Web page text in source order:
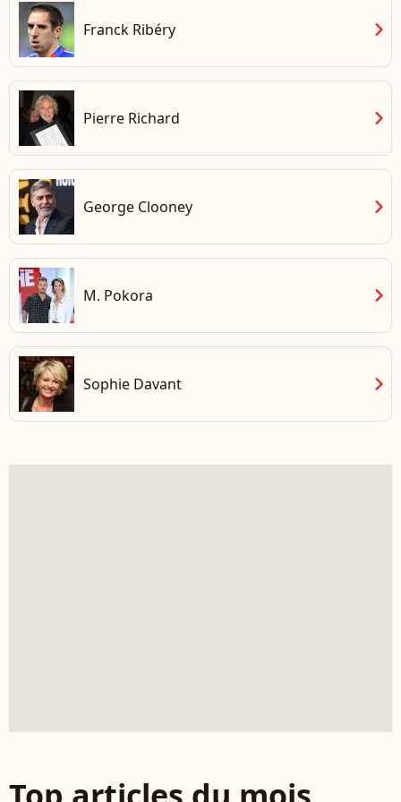
Franck Ribéry chevron_right
Pierre Richard chevron_right
George Clooney chevron_right
M. Pokora chevron_right
Sophie Davant chevron_right